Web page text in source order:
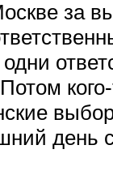
за
день